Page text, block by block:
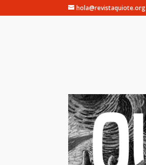
hola@revistaquiote.org